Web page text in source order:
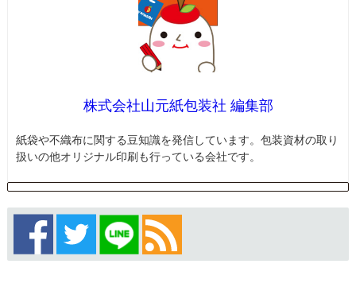
株式会社山元紙包装社 編集部
紙袋や不織布に関する豆知識を発信しています。包装資材の取り
扱いの他オリジナル印刷も行っている会社です。